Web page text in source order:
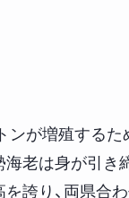
ンが増殖するた
老は身が引き
誇り、両県合